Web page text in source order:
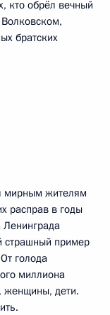
кто обрёл вечный
братских
мирным жителям
расправ в годы
Ленинграда
страшный пример
голода
миллиона
женщины, дети.